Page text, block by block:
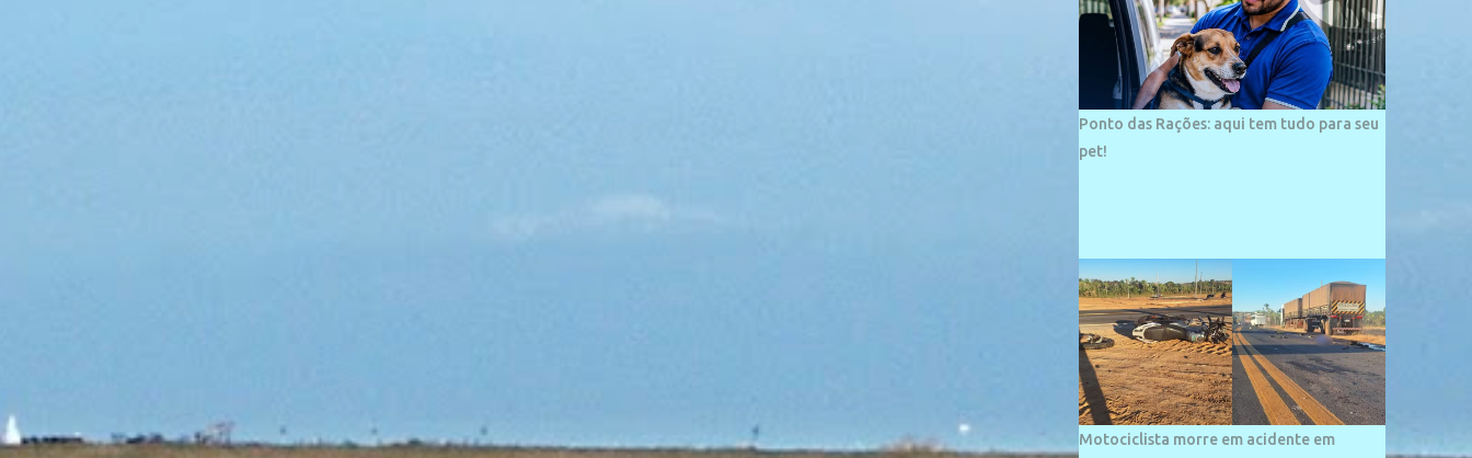
grandiosos como hotéis, pousadas e
residências de veraneio de grande porte. O
maior empreendimento fixado nessa área é
o SESC Praia, inaugurado em 12 de julho de
1996. Com arquitetura moderna,...
Ponto das Rações: aqui tem tudo para seu
pet!
Motociclista morre em acidente em